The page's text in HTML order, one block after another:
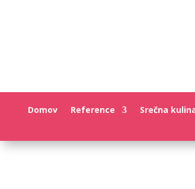
Domov Reference Srečna